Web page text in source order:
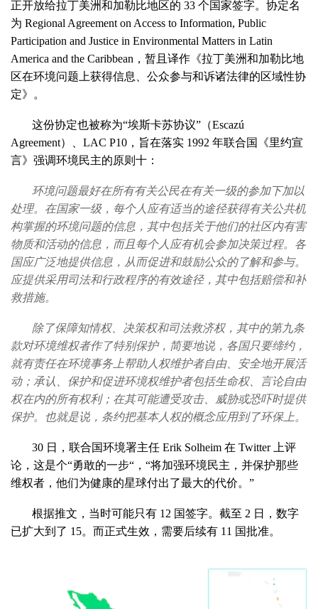
正开放给拉丁美洲和加勒比地区的 33 个国家签字。协定名
为 Regional Agreement on Access to Information, Public
Participation and Justice in Environmental Matters in Latin
America and the Caribbean，暂且译作《拉丁美洲和加勒比地
区在环境问题上获得信息、公众参与和诉诸法律的区域性协
定》。
这份协定也被称为“埃斯卡苏协议”（Escazú
Agreement）、LAC P10，旨在落实 1992 年联合国《里约宣
言》强调环境民主的原则十：
环境问题最好在所有有关公民在有关一级的参加下加以
处理。在国家一级，每个人应有适当的途径获得有关公共机
构掌握的环境问题的信息，其中包括关于他们的社区内有害
物质和活动的信息，而且每个人应有机会参加决策过程。各
国应广泛地提供信息，从而促进和鼓励公众的了解和参与。
应提供采用司法和行政程序的有效途径，其中包括赔偿和补
救措施。
除了保障知情权、决策权和司法救济权，其中的第九条
款对环境维权者作了特别保护，简要地说，各国只要缔约，
就有责任在环境事务上帮助人权维护者自由、安全地开展活
动；承认、保护和促进环境权维护者包括生命权、言论自由
权在内的所有权利；在其可能遭受攻击、威胁或恐吓时提供
保护。也就是说，条约把基本人权的概念应用到了环保上。
30 日，联合国环境署主任 Erik Solheim 在 Twitter 上评
论，这是个“勇敢的一步“，“将加强环境民主，并保护那些
维权者，他们为健康的星球付出了最大的代价。”
根据推文，当时可能只有 12 国签字。截至 2 日，数字
已扩大到了 15。而正式生效，需要后续有 11 国批准。